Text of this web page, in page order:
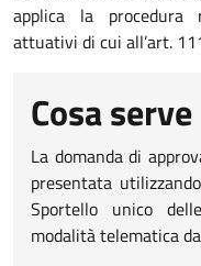
applica la procedura
attuativi di cui all’art.
Cosa serve
La domanda di
presentata
Sportello unico
modalità telematica